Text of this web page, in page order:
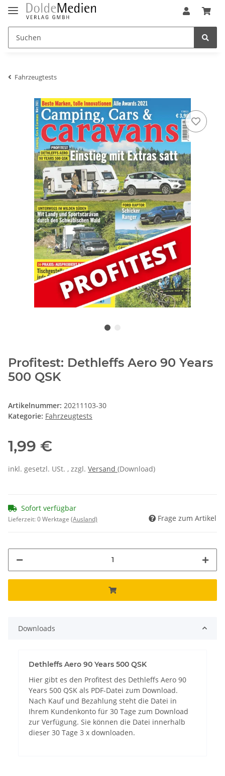
Fahrzeugtests
Profitest: Dethleffs Aero 90 Years
500 QSK
Artikelnummer: 20211103-30
Kategorie: Fahrzeugtests
1,99 €
inkl. gesetzl. USt. , zzgl. Versand (Download)
Sofort verfügbar
Lieferzeit:0 Werktage (Ausland) Frage zum Artikel
Downloads
Dethleffs Aero 90 Years 500 QSK
Hier gibt es den Profitest des Dethleffs Aero 90
Years 500 QSK als PDF-Datei zum Download.
Nach Kauf und Bezahlung steht die Datei in
Ihrem Kundenkonto für 30 Tage zum Download
zur Verfügung. Sie können die Datei innerhalb
dieser 30 Tage 3 x downloaden.